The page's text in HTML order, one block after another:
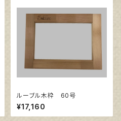
ルーブル木枠 60号
¥17,160